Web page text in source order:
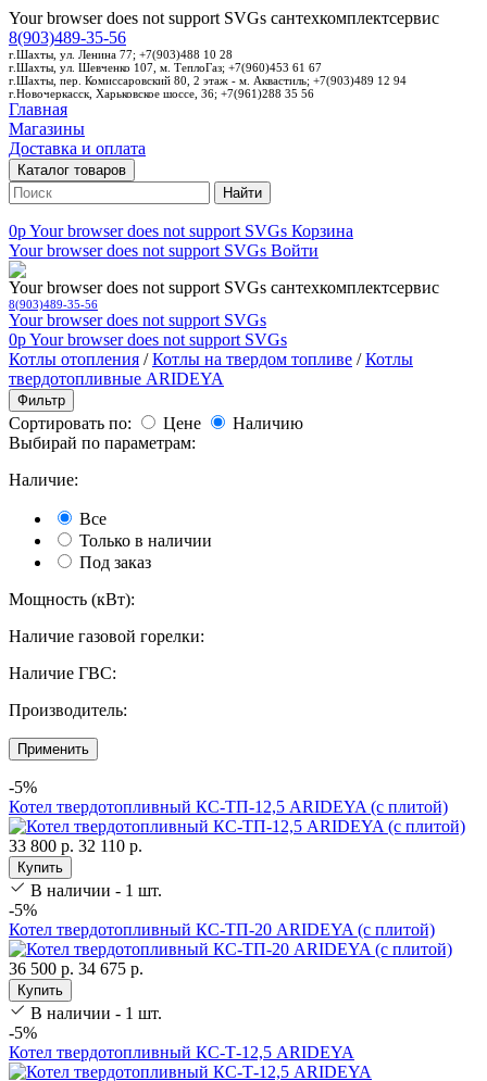
Your browser does not support SVGs сантехкомплектсервис
8(903)489-35-56
г.Шахты, ул. Ленина 77; +7(903)488 10 28
г.Шахты, ул. Шевченко 107, м. ТеплоГаз; +7(960)453 61 67
г.Шахты, пер. Комиссаровский 80, 2 этаж - м. Аквастиль; +7(903)489 12 94
г.Новочеркасск, Харьковское шоссе, 36; +7(961)288 35 56
Главная
Магазины
Доставка и оплата
Каталог товаров
Найти
0pYour browser does not support SVGs Корзина
Your browser does not support SVGs Войти
Your browser does not support SVGs сантехкомплектсервис
8(903)489-35-56
Your browser does not support SVGs
0pYour browser does not support SVGs
Котлы отопления /Котлы на твердом топливе /Котлы
твердотопливные ARIDEYA
Фильтр
Сортировать по: Цене
Наличию
Выбирай по параметрам:
Наличие:
Все
Только в наличии
Под заказ
Мощность (кВт):
Наличие газовой горелки:
Наличие ГВС:
Производитель:
Применить
-5%
Котел твердотопливный КС-ТП-12,5 ARIDEYA (с плитой)
33 800 р. 32 110 р.
Купить
В наличии - 1 шт.
-5%
Котел твердотопливный КС-ТП-20 ARIDEYA (с плитой)
36 500 р. 34 675 р.
Купить
В наличии - 1 шт.
-5%
Котел твердотопливный КС-Т-12,5 ARIDEYA